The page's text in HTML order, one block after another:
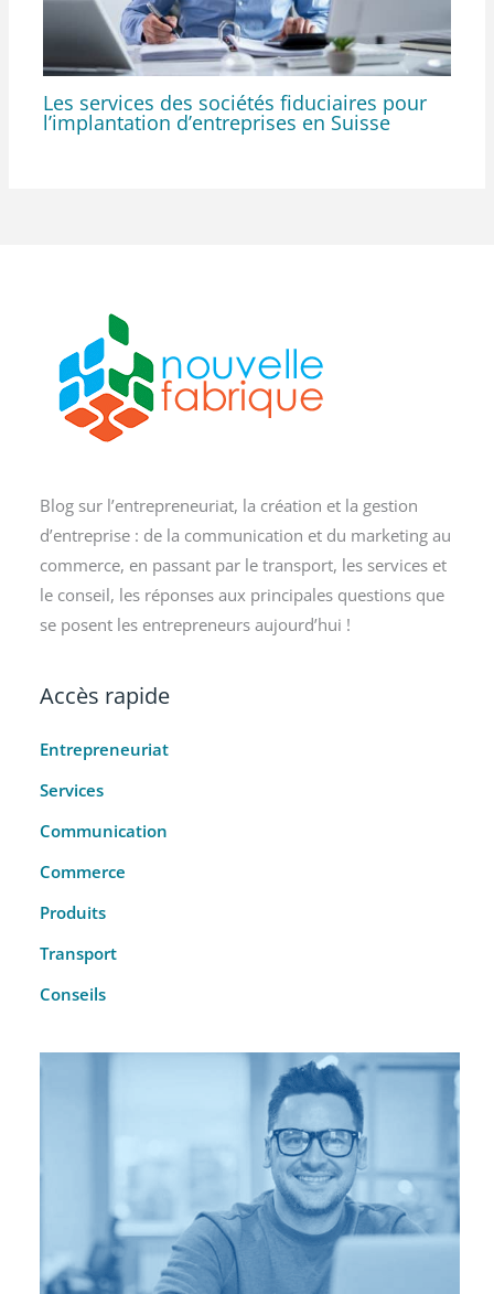
Les services des sociétés fiduciaires pour
l’implantation d’entreprises en Suisse
Blog sur l’entrepreneuriat, la création et la gestion
d’entreprise : de la communication et du marketing au
commerce, en passant par le transport, les services et
le conseil, les réponses aux principales questions que
se posent les entrepreneurs aujourd’hui !
Accès rapide
Entrepreneuriat
Services
Communication
Commerce
Produits
Transport
Conseils